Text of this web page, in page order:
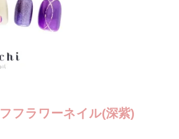
フラワーネイル(深紫)